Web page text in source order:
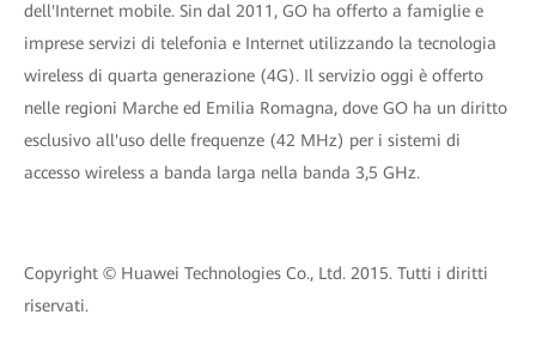
dell'Internet mobile. Sin dal 2011, GO ha offerto a famiglie e
imprese servizi di telefonia e Internet utilizzando la tecnologia
wireless di quarta generazione (4G). Il servizio oggi è offerto
nelle regioni Marche ed Emilia Romagna, dove GO ha un diritto
esclusivo all'uso delle frequenze (42 MHz) per i sistemi di
accesso wireless a banda larga nella banda 3,5 GHz.
Copyright © Huawei Technologies Co., Ltd. 2015. Tutti i diritti
riservati.